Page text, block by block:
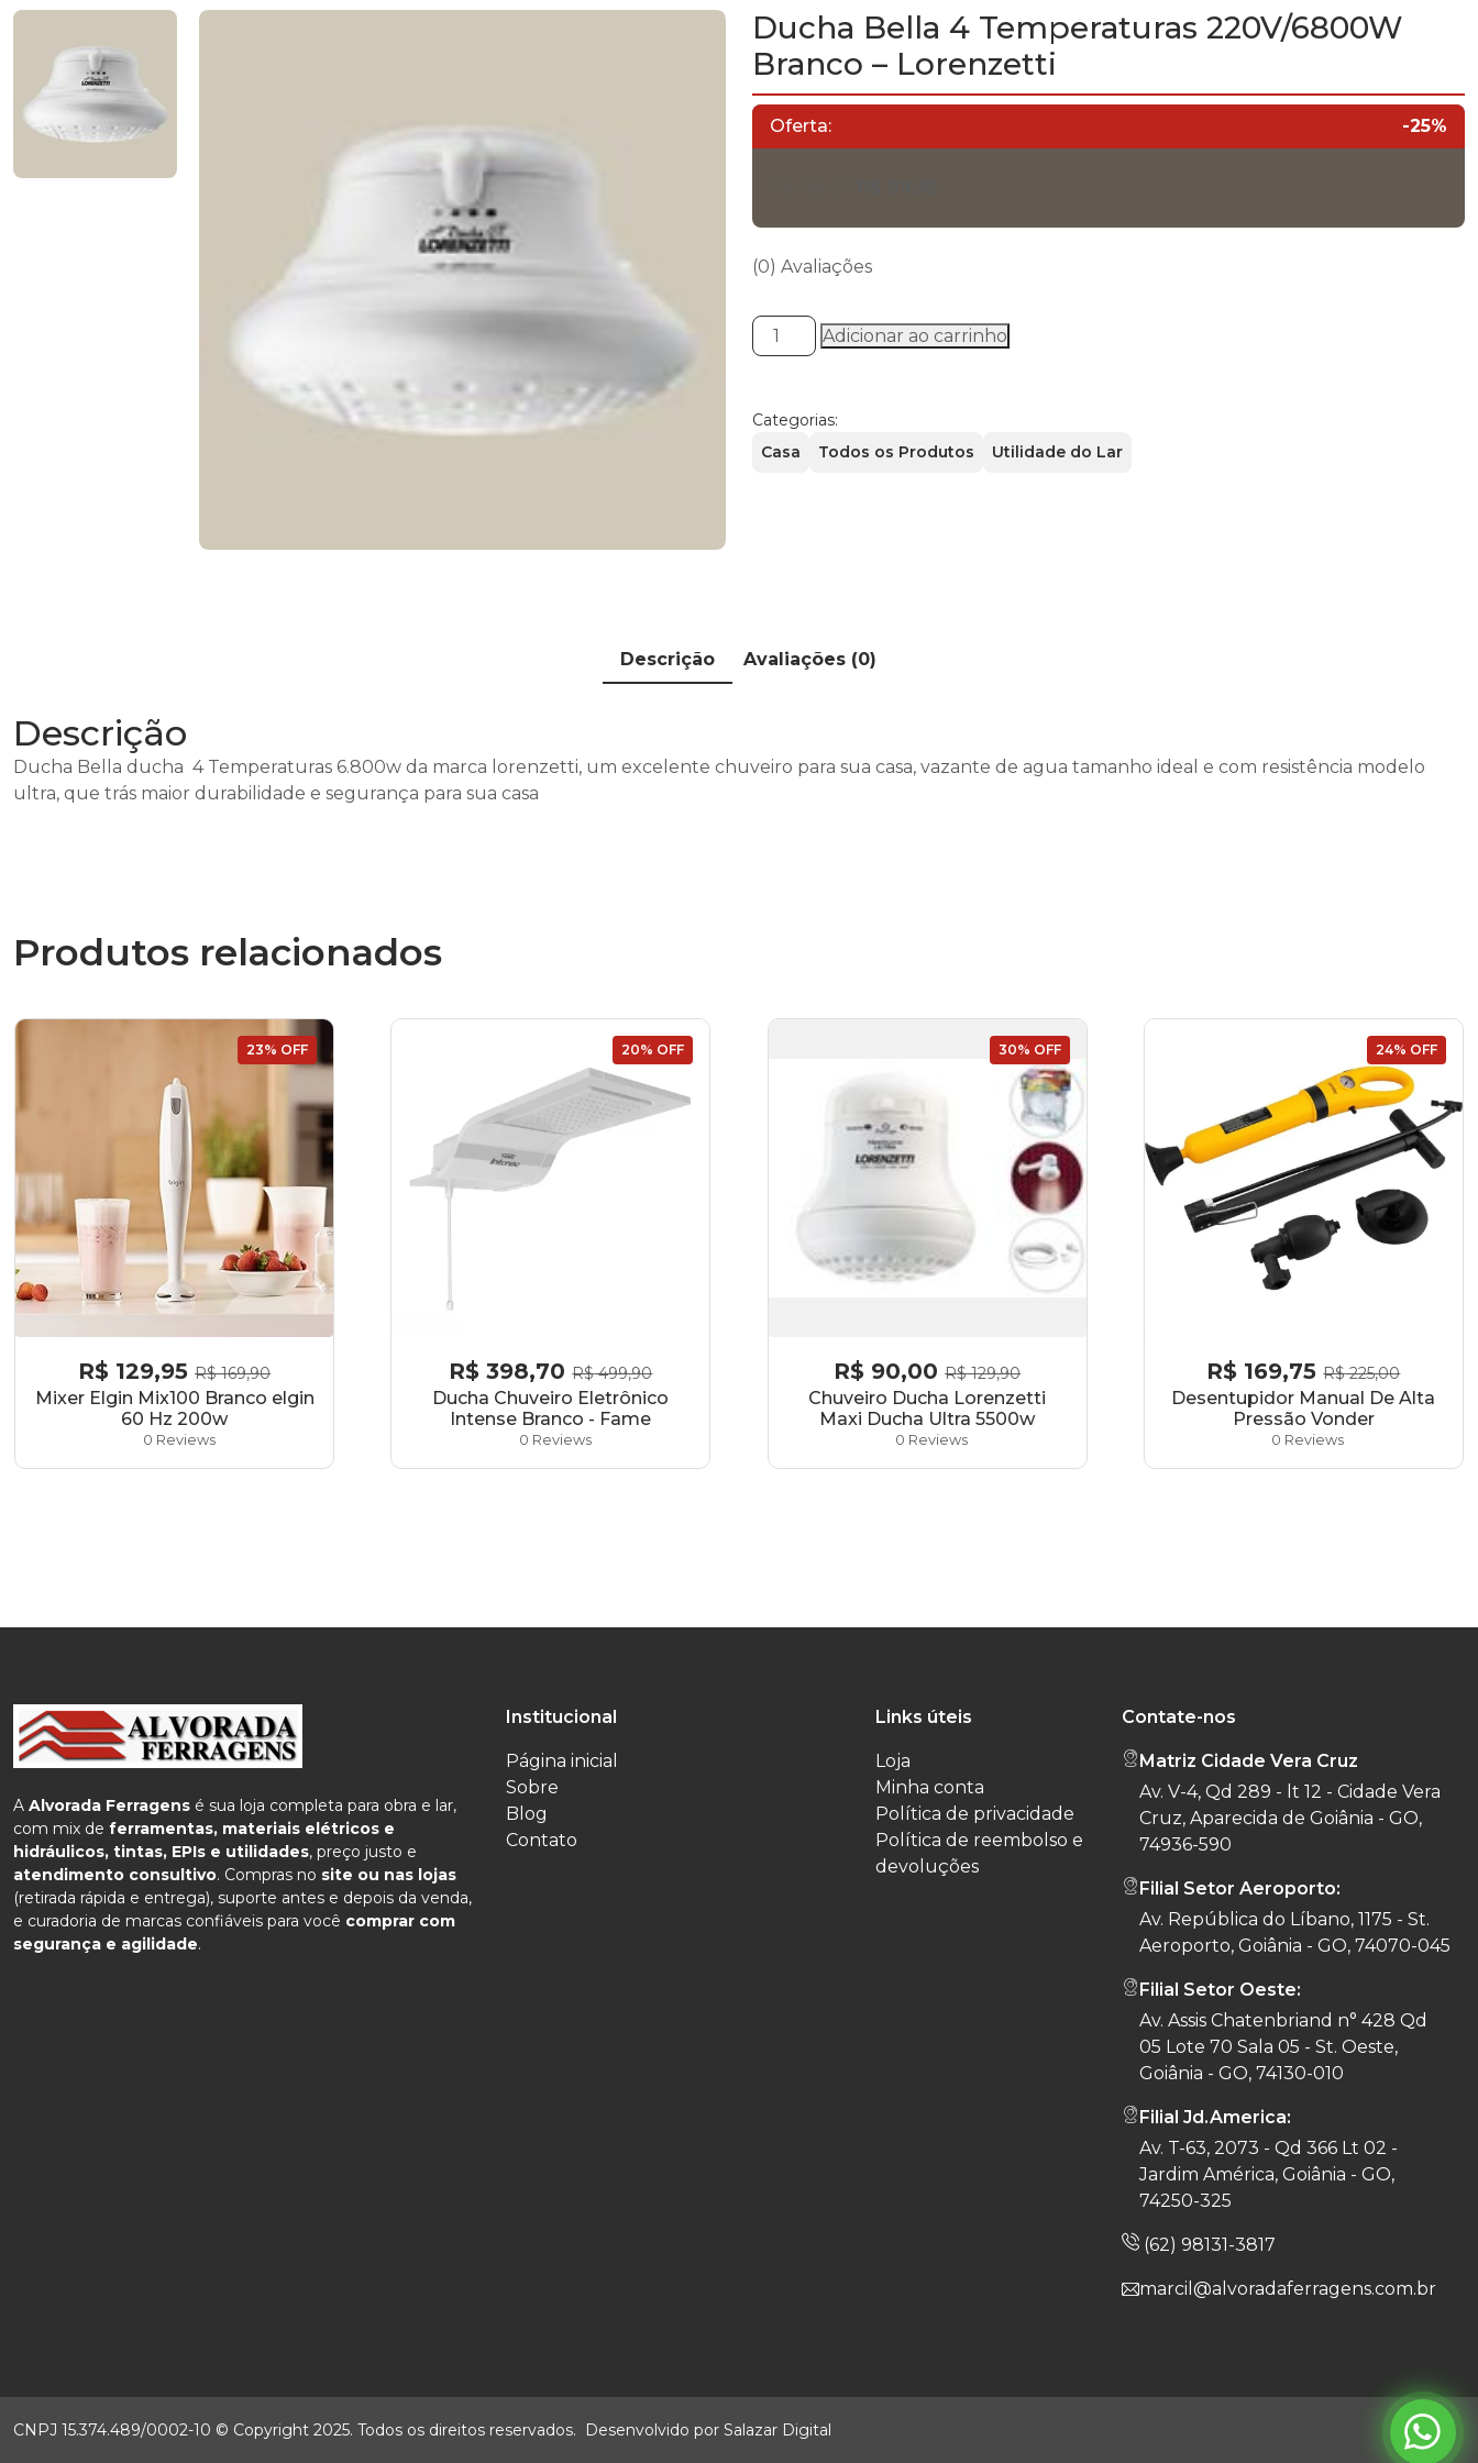
Ducha Bella 4 Temperaturas 220V/6800W
Branco – Lorenzetti
era:
Oferta: -25%
(0) Avaliações
Ducha
Bella
220V/6800W
Branco
Adicionar ao carrinho
Categorias:
Casa
Todos os Produtos Utilidade do Lar
Descrição Avaliações (0)
Descrição
Ducha Bella ducha 4 Temperaturas 6.800w da marca lorenzetti, um excelente chuveiro para sua casa, vazante de agua tamanho ideal e com resistência modelo
ultra, que trás maior durabilidade e segurança para sua casa
Produtos relacionados
23% OFF
R$ 129,95 R$169,90
Mixer Elgin Mix100 Branco elgin
60 Hz 200w
0 Reviews
20% OFF
R$ 398,70 R$499,90
Ducha Chuveiro Eletrônico
Intense Branco - Fame
0 Reviews
30% OFF
R$ 90,00 R$129,90
Chuveiro Ducha Lorenzetti
Maxi Ducha Ultra 5500w
0 Reviews
24% OFF
R$ 169,75 R$225,00
Desentupidor Manual De Alta
Pressão Vonder
0 Reviews
A Alvorada Ferragens é sua loja completa para obra e lar,
com mix de ferramentas, materiais elétricos e
hidráulicos, tintas, EPIs e utilidades, preço justo e
atendimento consultivo. Compras no site ou nas lojas
(retirada rápida e entrega), suporte antes e depois da venda,
e curadoria de marcas confiáveis para você comprar com
segurança e agilidade.
Institucional
Página inicial
Sobre
Blog
Contato
Links úteis
Loja
Minha conta
Política de privacidade
Política de reembolso e
devoluções
Contate-nos
Matriz Cidade Vera Cruz
Av. V-4, Qd 289 - lt 12 - Cidade Vera
Cruz, Aparecida de Goiânia - GO,
74936-590
Filial Setor Aeroporto:
Av. República do Líbano, 1175 - St.
Aeroporto, Goiânia - GO, 74070-045
Filial Setor Oeste:
Av. Assis Chatenbriand n° 428 Qd
05 Lote 70 Sala 05 - St. Oeste,
Goiânia - GO, 74130-010
Filial Jd.America:
Av. T-63, 2073 - Qd 366 Lt 02 -
Jardim América, Goiânia - GO,
74250-325
(62) 98131-3817
marcil@alvoradaferragens.com.br
CNPJ 15.374.489/0002-10 © Copyright 2025. Todos os direitos reservados. Desenvolvido por Salazar Digital